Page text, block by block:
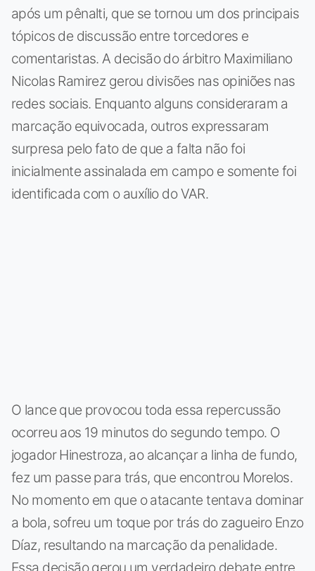
após um pênalti, que se tornou um dos principais
tópicos de discussão entre torcedores e
comentaristas. A decisão do árbitro Maximiliano
Nicolas Ramirez gerou divisões nas opiniões nas
redes sociais. Enquanto alguns consideraram a
marcação equivocada, outros expressaram
surpresa pelo fato de que a falta não foi
inicialmente assinalada em campo e somente foi
identificada com o auxílio do VAR.
O lance que provocou toda essa repercussão
ocorreu aos 19 minutos do segundo tempo. O
jogador Hinestroza, ao alcançar a linha de fundo,
fez um passe para trás, que encontrou Morelos.
No momento em que o atacante tentava dominar
a bola, sofreu um toque por trás do zagueiro Enzo
Díaz, resultando na marcação da penalidade.
Essa decisão gerou um verdadeiro debate entre